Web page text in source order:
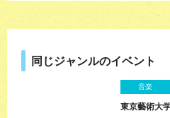
同じジャンルのイベント
音楽
東京藝術大